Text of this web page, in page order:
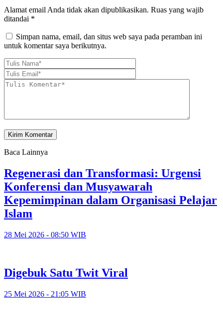
Alamat email Anda tidak akan dipublikasikan. Ruas yang wajib
ditandai *
Simpan nama, email, dan situs web saya pada peramban ini
untuk komentar saya berikutnya.
Baca Lainnya
Regenerasi dan Transformasi: Urgensi
Konferensi dan Musyawarah
Kepemimpinan dalam Organisasi Pelajar
Islam
28 Mei 2026 - 08:50 WIB
Digebuk Satu Twit Viral
25 Mei 2026 - 21:05 WIB